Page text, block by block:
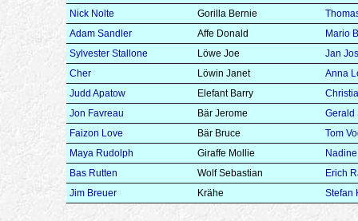
Nick Nolte
Gorilla Bernie
Adam Sandler
Affe Donald
Mario
Sylvester Stallone
Löwe Joe
Jan
Cher
Löwin Janet
Anna
Judd Apatow
Elefant Barry
Jon Favreau
Bär Jerome
Gerald
Faizon Love
Bär Bruce
Tom
Maya Rudolph
Giraffe Mollie
Bas Rutten
Wolf Sebastian
Erich
Jim Breuer
Krähe Stefan